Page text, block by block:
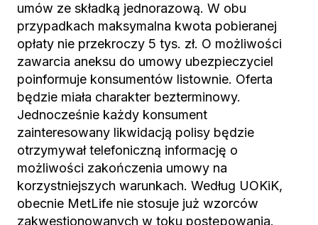
umów ze składką jednorazową. W obu
przypadkach maksymalna kwota pobieranej
opłaty nie przekroczy 5 tys. zł. O możliwości
zawarcia aneksu do umowy ubezpieczyciel
poinformuje konsumentów listownie. Oferta
będzie miała charakter bezterminowy.
Jednocześnie każdy konsument
zainteresowany likwidacją polisy będzie
otrzymywał telefoniczną informację o
możliwości zakończenia umowy na
korzystniejszych warunkach. Według UOKiK,
obecnie MetLife nie stosuje już wzorców
zakwestionowanych w toku postępowania.